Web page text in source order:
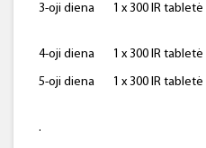
3-oji diena 1 x 300 IR tabletė
4-oji diena 1 x 300 IR tabletė
5-oji diena 1 x 300 IR tabletė
.